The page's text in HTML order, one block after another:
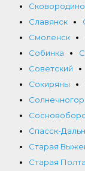
Сковородино
Славянск
Смоленск
Собинка
Советский
Сокиряны
Спасск-
Старая
Старая